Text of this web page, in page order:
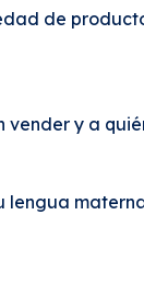
de
y a